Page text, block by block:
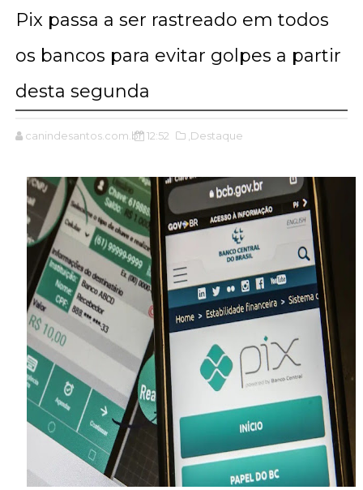
Pix passa a ser rastreado em todos
os bancos para evitar golpes a partir
desta segunda
canindesantos.com.br 12:52 ,Destaque